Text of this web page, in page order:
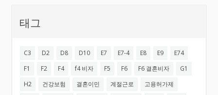
태그
C3 D2 D8 D10 E7 E7-4 E8 E9
E74
F1
F2 F4 f4 비자 F5 F6 F6 결혼비자
G1
H2
건강보험 결혼이민 계절근로
고용허가제